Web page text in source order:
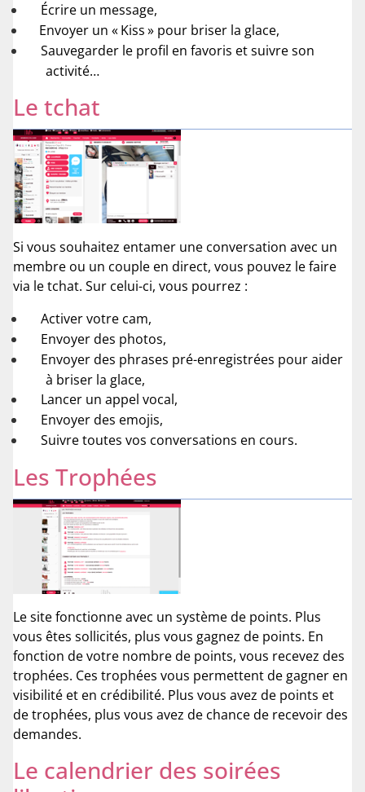
Écrire un message,
Envoyer un « Kiss » pour briser la glace,
Sauvegarder le profil en favoris et suivre son
activité…
Le tchat
Si vous souhaitez entamer une conversation avec un
membre ou un couple en direct, vous pouvez le faire
via le tchat. Sur celui-ci, vous pourrez :
Activer votre cam,
Envoyer des photos,
Envoyer des phrases pré-enregistrées pour aider
à briser la glace,
Lancer un appel vocal,
Envoyer des emojis,
Suivre toutes vos conversations en cours.
Les Trophées
Le site fonctionne avec un système de points. Plus
vous êtes sollicités, plus vous gagnez de points. En
fonction de votre nombre de points, vous recevez des
trophées. Ces trophées vous permettent de gagner en
visibilité et en crédibilité. Plus vous avez de points et
de trophées, plus vous avez de chance de recevoir des
demandes.
Le calendrier des soirées